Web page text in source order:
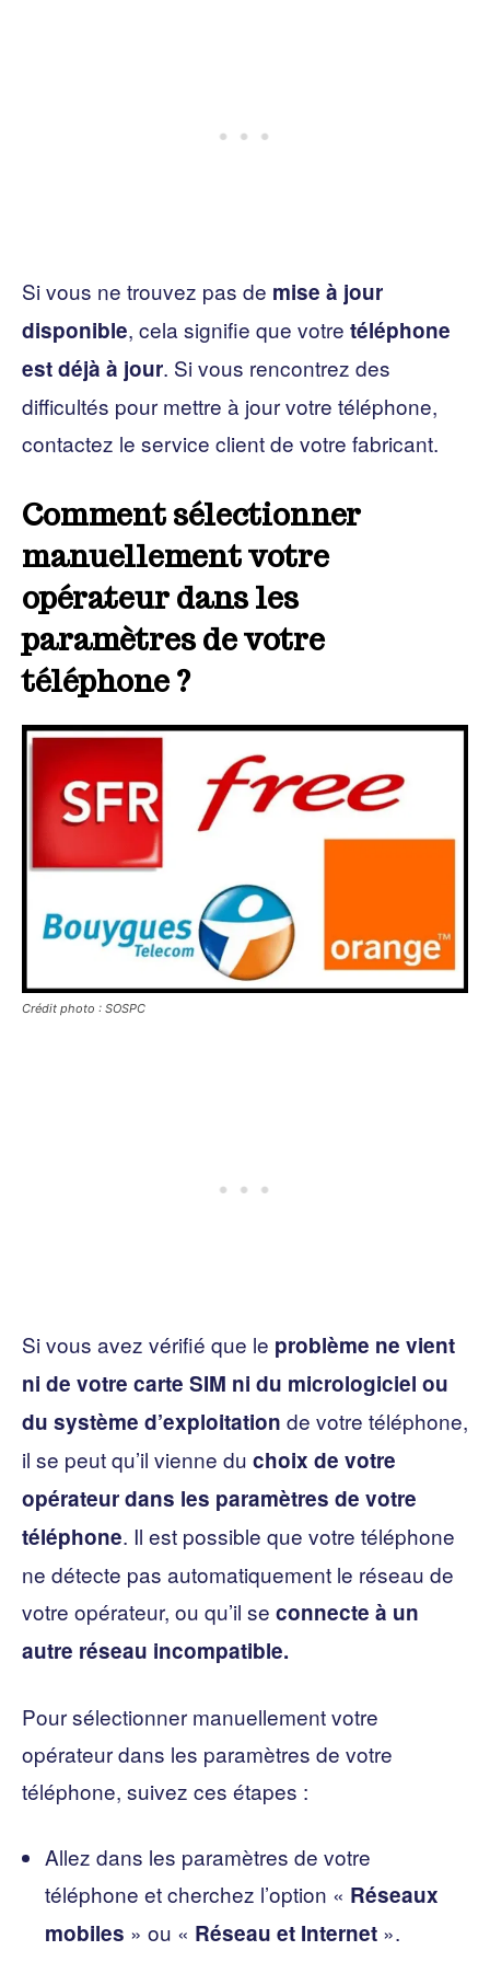
Si vous ne trouvez pas de mise à jour
disponible, cela signifie que votre téléphone
est déjà à jour. Si vous rencontrez des
difficultés pour mettre à jour votre téléphone,
contactez le service client de votre fabricant.
Comment sélectionner
manuellement votre
opérateur dans les
paramètres de votre
téléphone ?
Crédit photo : SOSPC
Si vous avez vérifié que le problème ne vient
ni de votre carte SIM ni du micrologiciel ou
du système d’exploitation de votre téléphone,
il se peut qu’il vienne du choix de votre
opérateur dans les paramètres de votre
téléphone. Il est possible que votre téléphone
ne détecte pas automatiquement le réseau de
votre opérateur, ou qu’il se connecte à un
autre réseau incompatible.
Pour sélectionner manuellement votre
opérateur dans les paramètres de votre
téléphone, suivez ces étapes :
Allez dans les paramètres de votre
téléphone et cherchez l’option « Réseaux
mobiles » ou « Réseau et Internet ».